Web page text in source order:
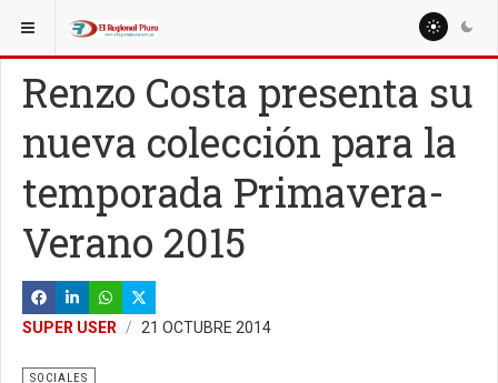
ESTÁ AQUÍ:
Renzo Costa presenta su
nueva colección para la
temporada Primavera-
Verano 2015
SUPER USER 21 OCTUBRE 2014
SOCIALES